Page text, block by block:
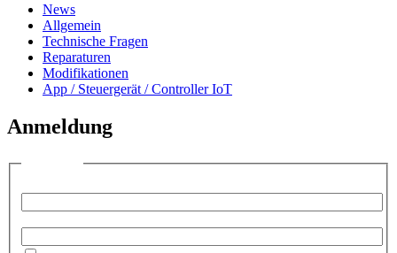
News
Allgemein
Technische Fragen
Reparaturen
Modifikationen
App / Steuergerät / Controller IoT
Anmeldung